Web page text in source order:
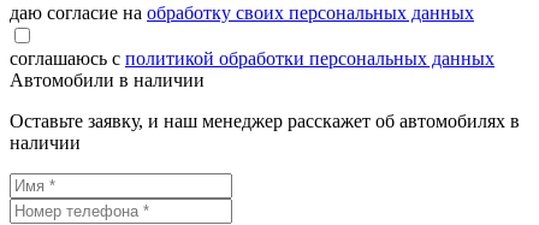
даю согласие на обработку своих персональных данных
соглашаюсь с политикой обработки персональных данных
Автомобили в наличии
Оставьте заявку, и наш менеджер расскажет об автомобилях в
наличии